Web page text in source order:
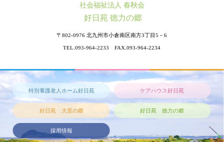
社会福祉法人 春秋会
好日苑 徳力の郷
〒802-0976 北九州市小倉南区南方3丁目5－6
TEL.093-964-2233 FAX.093-964-2234
特別養護老人ホーム好日苑 ケアハウス好日苑
好日苑 大里の郷 好日苑 徳力の郷
採用情報